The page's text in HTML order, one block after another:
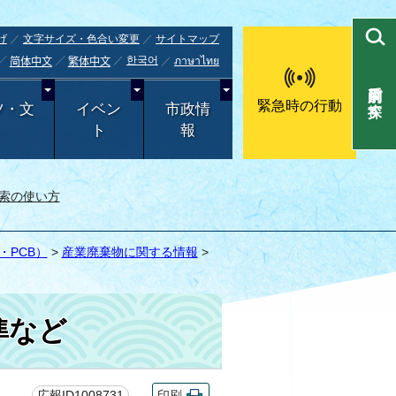
文字サイズ・色合い変更
サイトマップ
简体中文
繁体中文 한국어 ภาษาไทย
・文
イベン
ト
市政情
報
緊急時の行動
の使い方
目的別で探す
PCB） > 産業廃棄物に関する情報 >
など